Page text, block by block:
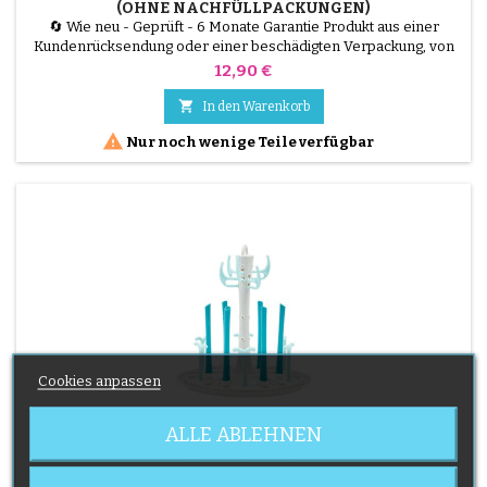
(OHNE NACHFÜLLPACKUNGEN)
🔄 Wie neu - Geprüft - 6 Monate Garantie Produkt aus einer
Kundenrücksendung oder einer beschädigten Verpackung, von
unseren Technikern getestet und 100 % funktionsfähig. Tommee
Fassungsvermögen, geruchs- und keimhemmendes System.
Wird ohne Nachfüllpackungen verkauft, Nachfüllpackungen sind
separat erhältlich.
Preis
12,90 €
 In den Warenkorb
 Nur noch wenige Teile verfügbar
Cookies anpassen
ALLE ABLEHNEN